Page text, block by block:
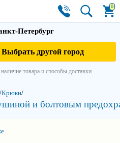
0
Петербург
Выбрать другой город
товара и способы доставки
/Крюки/
и болтовым